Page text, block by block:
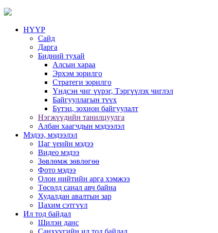
НҮҮР
Сайд
Дарга
Бидний тухай
Алсын хараа
Эрхэм зорилго
Стратеги зорилго
Үндсэн чиг үүрэг, Тэргүүлэх чиглэл
Байгууллагын түүх
Бүтэц, зохион байгуулалт
Нэгжүүдийн танилцуулга
Албан хаагчдын мэдээлэл
Мэдээ, мэдээлэл
Цаг үеийн мэдээ
Видео мэдээ
Зөвлөмж зөвлөгөө
Фото мэдээ
Олон нийтийн арга хэмжээ
Төсөлд санал авч байна
Худалдан авалтын зар
Цахим сэтгүүл
Ил тод байдал
Шилэн данс
Санхүүгийн ил тод байдал